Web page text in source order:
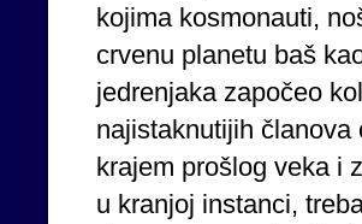
kojima kosmonauti,
crvenu planetu baš
jedrenjaka započeo
najistaknutijih članova
krajem prošlog veka i
u kranjoj instanci,